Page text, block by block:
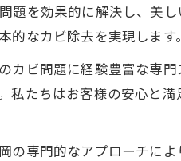
題を効果的に解決し、美
なカビ除去を実現します。
カビ問題に経験豊富な専
私たちはお客様の安心と
の専門的なアプローチに